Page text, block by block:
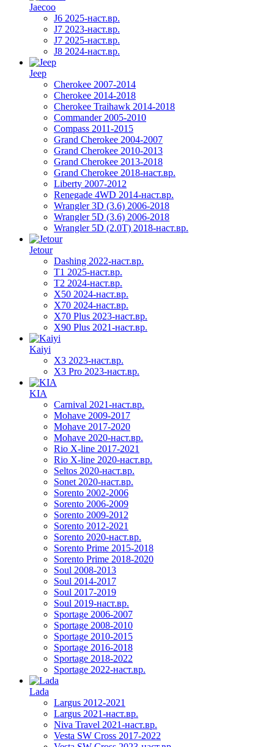
Jaecoo
J6 2025-наст.вр.
J7 2023-наст.вр.
J7 2025-наст.вр.
J8 2024-наст.вр.
Jeep
Cherokee 2007-2014
Cherokee 2014-2018
Cherokee Traihawk 2014-2018
Commander 2005-2010
Compass 2011-2015
Grand Cherokee 2004-2007
Grand Cherokee 2010-2013
Grand Cherokee 2013-2018
Grand Cherokee 2018-наст.вр.
Liberty 2007-2012
Renegade 4WD 2014-наст.вр.
Wrangler 3D (3.6) 2006-2018
Wrangler 5D (3.6) 2006-2018
Wrangler 5D (2.0T) 2018-наст.вр.
Jetour
Dashing 2022-наст.вр.
T1 2025-наст.вр.
T2 2024-наст.вр.
X50 2024-наст.вр.
X70 2024-наст.вр.
X70 Plus 2023-наст.вр.
X90 Plus 2021-наст.вр.
Kaiyi
X3 2023-наст.вр.
X3 Pro 2023-наст.вр.
KIA
Carnival 2021-наст.вр.
Mohave 2009-2017
Mohave 2017-2020
Mohave 2020-наст.вр.
Rio X-line 2017-2021
Rio X-line 2020-наст.вр.
Seltos 2020-наст.вр.
Sonet 2020-наст.вр.
Sorento 2002-2006
Sorento 2006-2009
Sorento 2009-2012
Sorento 2012-2021
Sorento 2020-наст.вр.
Sorento Prime 2015-2018
Sorento Prime 2018-2020
Soul 2008-2013
Soul 2014-2017
Soul 2017-2019
Soul 2019-наст.вр.
Sportage 2006-2007
Sportage 2008-2010
Sportage 2010-2015
Sportage 2016-2018
Sportage 2018-2022
Sportage 2022-наст.вр.
Lada
Largus 2012-2021
Largus 2021-наст.вр.
Niva Travel 2021-наст.вр.
Vesta SW Cross 2017-2022